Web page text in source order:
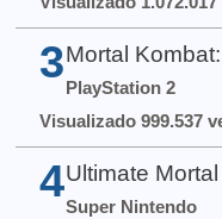
3 Mortal
PlayStation 2
Visualizado 999.537
4 Ultimate
Super Nintendo